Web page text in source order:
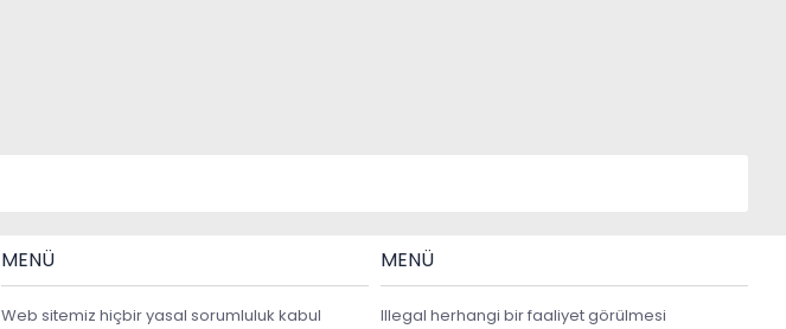
MENÜ
Web sitemiz hiçbir yasal sorumluluk kabul
MENÜ
Illegal herhangi bir faaliyet görülmesi